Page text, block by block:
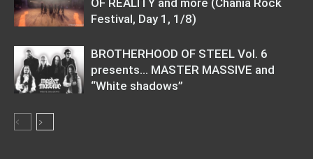
Festival, Day 1, 1/8)
BROTHERHOOD OF STEEL Vol. 6
presents… MASTER MASSIVE and
“White shadows”